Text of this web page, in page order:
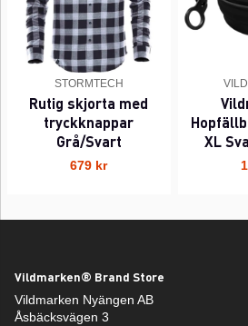
STORMTECH
Rutig skjorta med
tryckknappar
Grå/Svart
679 kr
XL
Vildmarken® Brand Store
Vildmarken Nyängen AB
Åsbäcksvägen 3